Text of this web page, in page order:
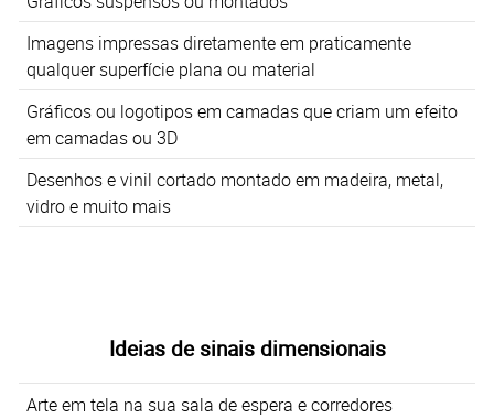
Imagens impressas diretamente em praticamente
qualquer superfície plana ou material
Gráficos ou logotipos em camadas que criam um efeito
em camadas ou 3D
Desenhos e vinil cortado montado em madeira, metal,
vidro e muito mais
Ideias de sinais dimensionais
Arte em tela na sua sala de espera e corredores